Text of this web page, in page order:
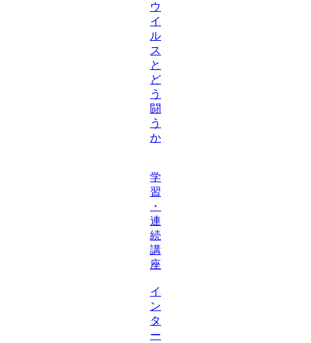
ウ
イ
ル
ス
と
ど
う
闘
う
か
学
習
・
連
続
講
座
イ
ン
タ
ー